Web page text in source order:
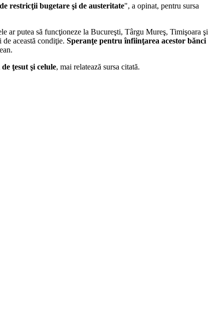
restricţii bugetare şi de austeritate", a opinat, pentru sursa
ar putea să funcţioneze la Bucureşti, Târgu Mureş, Timişoara şi
această condiţie. Speranţe pentru înfiinţarea acestor bănci
ţesut şi celule, mai relatează sursa citată.